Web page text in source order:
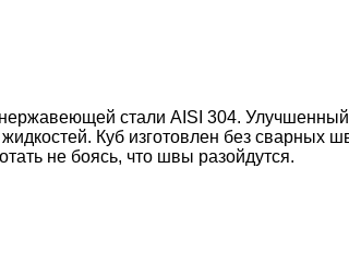
стали AISI 304.
Куб изготовлен без сварных
не боясь, что швы разойдутся.